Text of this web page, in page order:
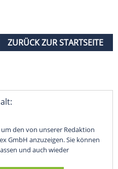
ZURÜCK ZUR STARTSEITE
den von unserer Redaktion
GmbH anzuzeigen. Sie können
und auch wieder